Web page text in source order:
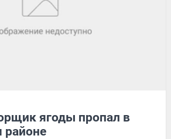
ягоды пропал в
районе